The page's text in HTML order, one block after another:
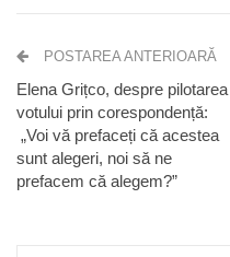
POSTAREA ANTERIOARĂ
Elena Grițco, despre pilotarea
votului prin corespondență:
„Voi vă prefaceți că acestea
sunt alegeri, noi să ne
prefacem că alegem?”